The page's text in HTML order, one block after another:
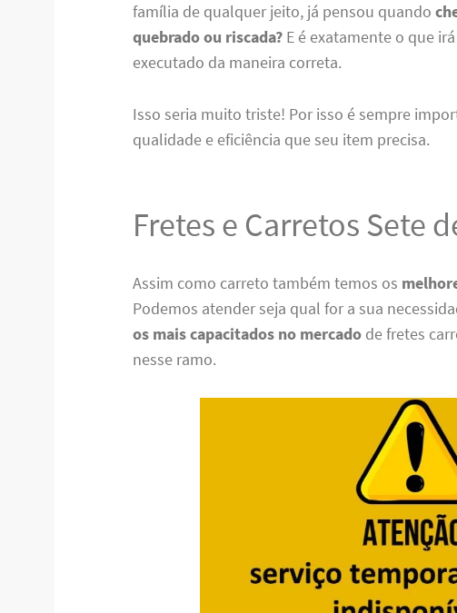
família de qualquer jeito, já pensou quando
quebrado ou riscada? E é exatamente o que
executado da maneira correta.
Isso seria muito triste! Por isso é sempre
qualidade e eficiência que seu item precisa.
Fretes e Carretos Sete
Assim como carreto também temos os
Podemos atender seja qual for a sua
os mais capacitados no mercado de fretes
nesse ramo.